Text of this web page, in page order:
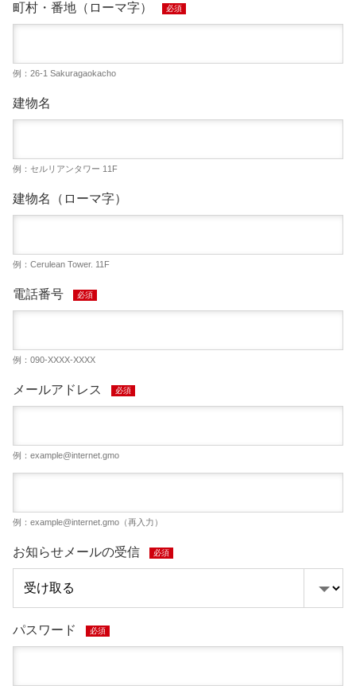
町村・番地（ローマ字） 必須
例：26-1 Sakuragaokacho
建物名
例：セルリアンタワー 11F
建物名（ローマ字）
例：Cerulean Tower. 11F
電話番号 必須
例：090-XXXX-XXXX
メールアドレス 必須
例： example@internet.gmo
例： example@internet.gmo （再入力）
お知らせメールの受信 必須
パスワード 必須